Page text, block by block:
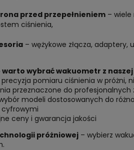
przed przepełnieniem –
ciśnienia,
– wężykowe złącza,
warto wybrać wakuometr z
pomiaru ciśnienia w próżni,
przeznaczone do
modeli dostosowanych do
ceny i gwarancja jakości
próżniowej – wybierz